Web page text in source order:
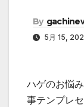
By
5月 15,
ハゲのお悩
事テンプレ